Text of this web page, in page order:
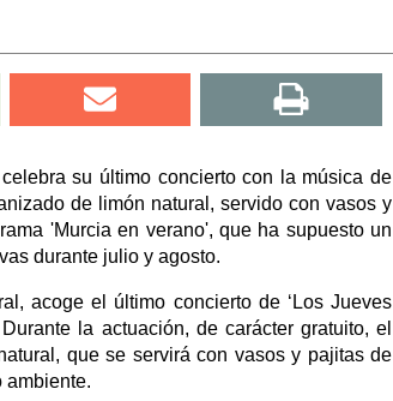
su último concierto con la música de
de limón natural, servido con vasos y
'Murcia en verano', que ha supuesto un
durante julio y agosto.
acoge el último concierto de ‘Los Jueves
la actuación, de carácter gratuito, el
que se servirá con vasos y pajitas de
ambiente.